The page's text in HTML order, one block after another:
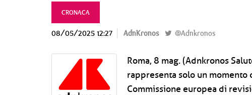
CRONACA
08/05/2025 12:27 AdnKronos @Adnkronos
Roma, 8 mag. (Adnkronos
rappresenta solo un
Commissione europea di